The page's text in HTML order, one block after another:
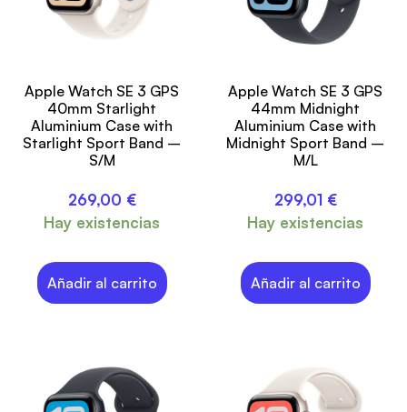
Apple Watch SE 3 GPS
40mm Starlight
Aluminium Case with
Starlight Sport Band –
S/M
269,00 €
Hay existencias
Añadir al carrito
Apple Watch SE 3 GPS
44mm Midnight
Aluminium Case with
Midnight Sport Band –
M/L
299,01 €
Hay existencias
Añadir al carrito